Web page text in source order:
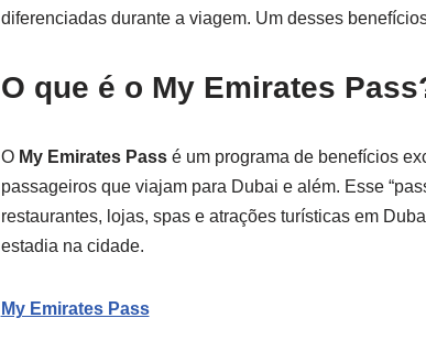
diferenciadas durante a viagem. Um desses
O que é o My Emirates
O My Emirates Passé um programa de benefícios
passageiros que viajam para Dubai e além. Esse
restaurantes, lojas, spas e atrações turísticas em
estadia na cidade.
My Emirates Pass